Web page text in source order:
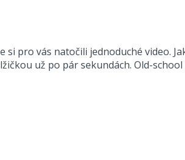
pro vás natočili jednoduché video.
už po pár sekundách. Old-